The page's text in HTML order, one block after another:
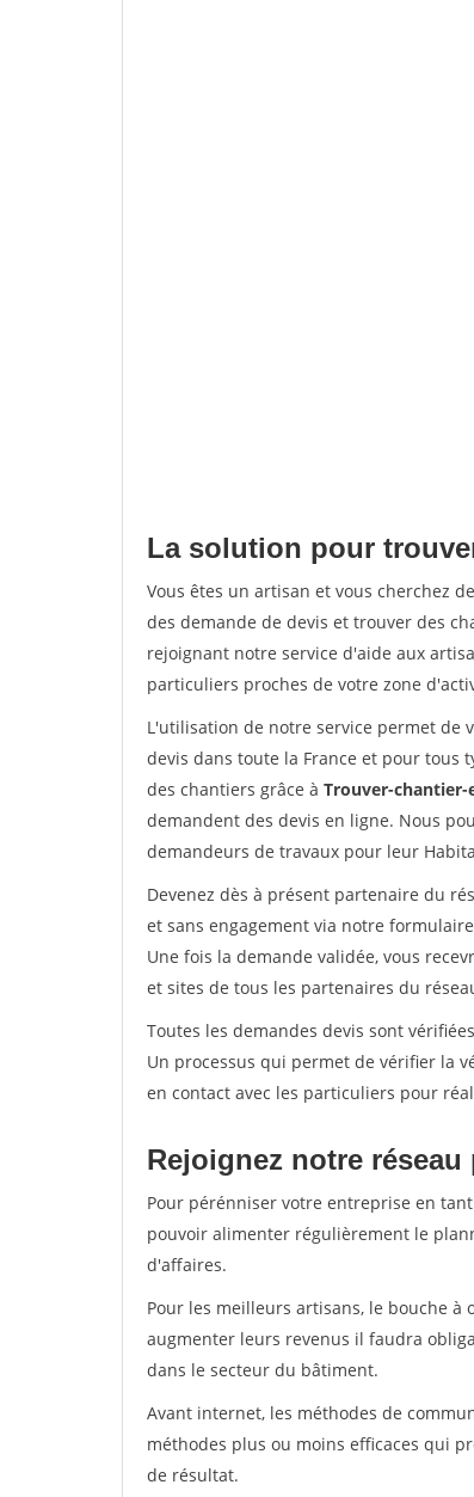
La solution pour
Vous êtes un artisan et vous cherchez
des demande de devis et trouver des
rejoignant notre service d'aide aux
particuliers proches de votre zone
L'utilisation de notre service permet de
devis dans toute la France et pour tous
des chantiers grâce à Trouver-
demandent des devis en ligne. Nous
demandeurs de travaux pour leur
Devenez dès à présent partenaire du
et sans engagement via notre
Une fois la demande validée, vous
et sites de tous les partenaires du
Toutes les demandes devis sont
Un processus qui permet de vérifier la
en contact avec les particuliers pour
Rejoignez notre
Pour pérénniser votre entreprise en
pouvoir alimenter régulièrement le
d'affaires.
Pour les meilleurs artisans, le bouche
augmenter leurs revenus il faudra
dans le secteur du bâtiment.
Avant internet, les méthodes de
méthodes plus ou moins efficaces qui
de résultat.